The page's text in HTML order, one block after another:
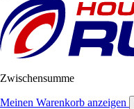
Zwischensumme
Meinen Warenkorb anzeigen